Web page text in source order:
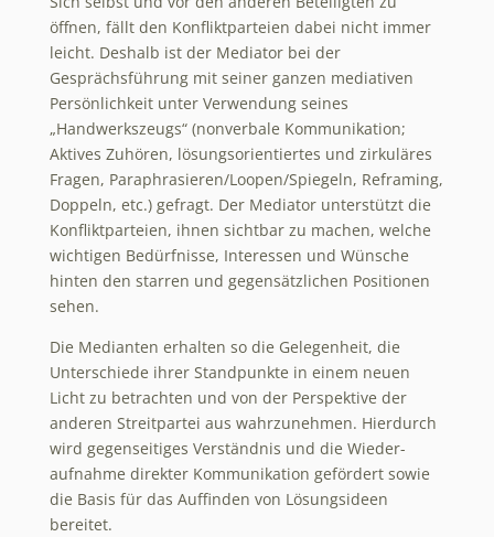
öffnen, fällt den Konfliktparteien dabei nicht immer
leicht. Deshalb ist der Mediator bei der
Gesprächsführung mit seiner ganzen mediativen
Persönlichkeit unter Verwendung seines
„Handwerkszeugs“ (nonverbale Kommunikation;
Aktives Zuhören, lösungsorientiertes und zirkuläres
Fragen, Paraphrasieren/Loopen/Spiegeln, Reframing,
Doppeln, etc.) gefragt. Der Mediator unterstützt die
Konfliktparteien, ihnen sichtbar zu machen, welche
wichtigen Bedürfnisse, Interessen und Wünsche
hinten den starren und gegensätzlichen Positionen
sehen.
Die Medianten erhalten so die Gelegenheit, die
Unterschiede ihrer Standpunkte in einem neuen
Licht zu betrachten und von der Perspektive der
anderen Streitpartei aus wahrzunehmen. Hierdurch
wird gegenseitiges Verständnis und die Wieder-
aufnahme direkter Kommunikation gefördert sowie
die Basis für das Auffinden von Lösungsideen
bereitet.